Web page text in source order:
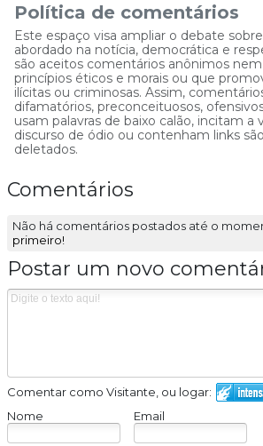
Política de comentários
Este espaço visa ampliar o debate
abordado na notícia, democrática e
são aceitos comentários anônimos
princípios éticos e morais ou que
ilícitas ou criminosas. Assim,
difamatórios, preconceituosos,
usam palavras de baixo calão, incitam a
discurso de ódio ou contenham links
deletados.
Comentários
Não há comentários postados até o
primeiro!
Postar um novo
Comentar como Visitante, ou logar:
Nome
Email